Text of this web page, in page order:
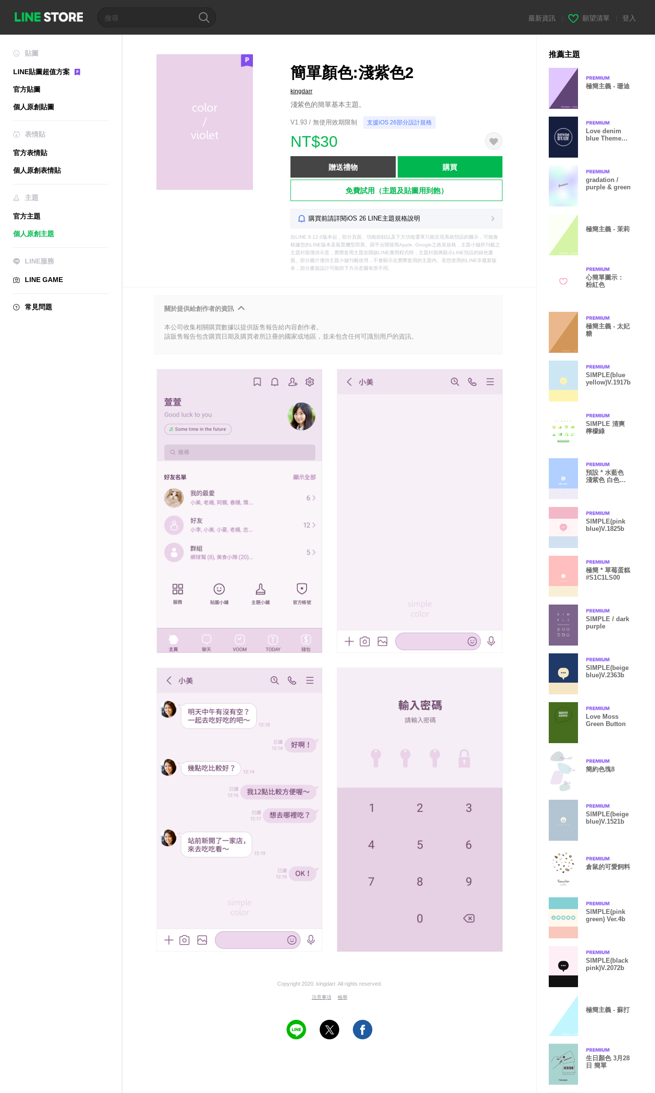
最新資訊 願望清單 登入
貼圖
LINE貼圖超值方案
官方貼圖
個人原創貼圖
表情貼
官方表情貼
個人原創表情貼
主題
官方主題
個人原創主題
LINE服務
LINE GAME
常見問題
簡單顏色:淺紫色2
kingdarr
淺紫色的簡單基本主題。
V1.93 / 無使用效期限制 支援iOS 26部分設計規格
NT$30
贈送禮物 購買
免費試用（主題及貼圖用到飽）
購買前請詳閱iOS 26 LINE主題規格說明
自LINE 9.12.0版本起，部分頁面、功能按鈕以及下方功能選單只能呈現系統預設的圖示，可能會
根據您的LINE版本及裝置機型而異。因平台開發商Apple, Google之政策規格，主題小舖所刊載之
主題封面僅供示意，實際套用主題並開啟LINE應用程式時，主題封面將顯示LINE預設的綠色畫
面。部分圖片僅供主題小舖刊載使用，不會顯示在實際套用的主題內。若您使用的LINE非最新版
本，部分畫面設計可能與下方示意圖有所不同。
關於提供給創作者的資訊
本公司收集相關購買數據以提供販售報告給內容創作者。
該販售報告包含購買日期及購買者所註冊的國家或地區，並未包含任何可識別用戶的資訊。
Copyright 2020. kingdarr. All rights reserved.
注意事項 檢舉
推薦主題
極簡主義 - 珊迪
Love denim
blue Theme
gradation /
purple & green
極簡主義 - 茉莉
心簡單圖示：
粉紅色
極簡主義 - 太妃
糖
SIMPLE(blue
yellow)V.1917b
SIMPLE 清爽
檸檬綠
預設 * 水藍色
淺紫色 白色
SIMPLE(pink
blue)V.1825b
極簡 * 草莓蛋糕
#S1C1LS00
SIMPLE / dark
purple
SIMPLE(beige
blue)V.2363b
Love Moss
Green Button
簡約色塊8
SIMPLE(beige
blue)V.1521b
倉鼠的可愛飼料
SIMPLE(pink
green) Ver.4b
SIMPLE(black
pink)V.2072b
極簡主義 - 蘇打
生日顏色 3月28
日 簡單